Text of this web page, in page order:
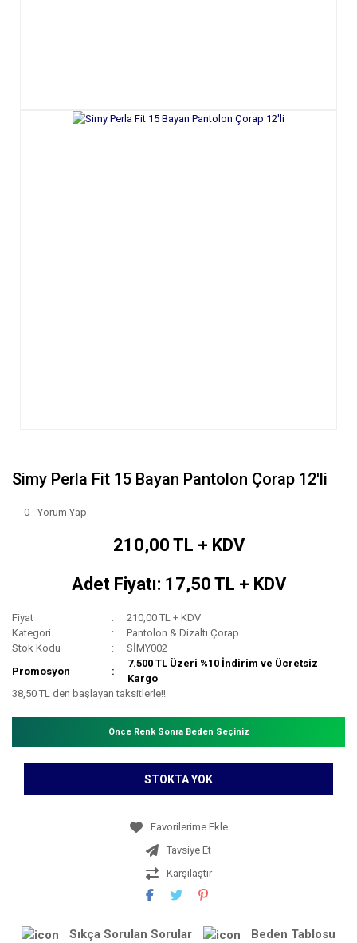
Simy Perla Fit 15 Bayan Pantolon Çorap 12'li
0 - Yorum Yap
210,00 TL + KDV
Adet Fiyatı: 17,50 TL + KDV
Fiyat
210,00 TL + KDV
Kategori
Pantolon & Dizaltı Çorap
Stok Kodu
SİMY002
Promosyon
7.500 TL Üzeri %10 İndirim ve Ücretsiz
Kargo
38,50 TL den başlayan taksitlerle!!
Önce Renk Sonra Beden Seçiniz
STOKTA YOK
Tavsiye Et
Karşılaştır
Sıkça Sorulan Sorular Beden Tablosu